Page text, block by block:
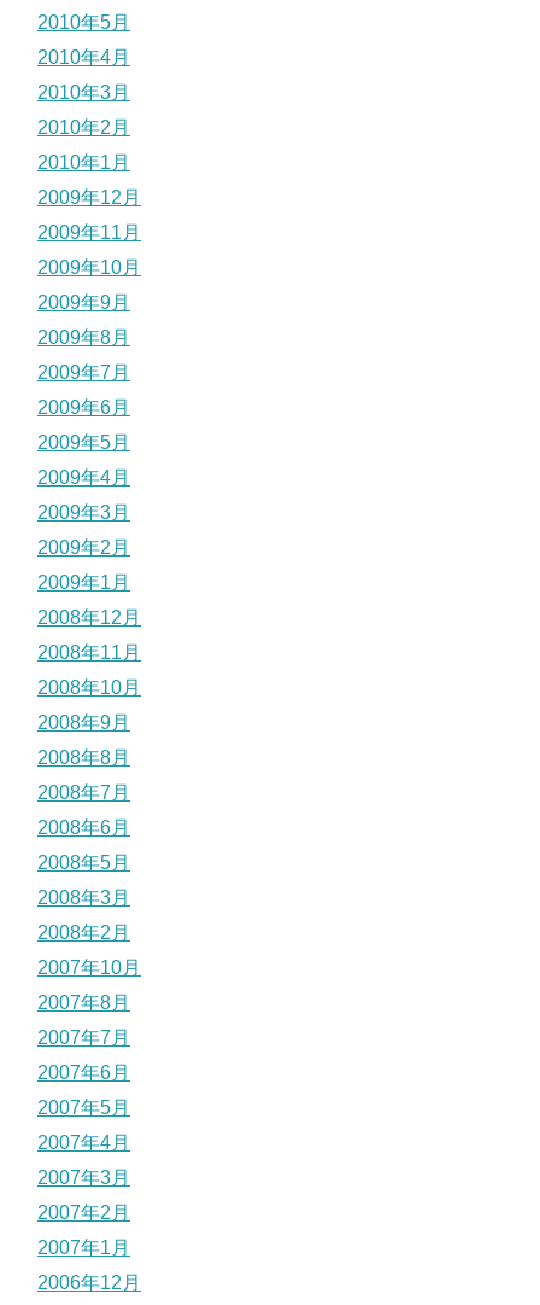
2010年5月
2010年4月
2010年3月
2010年2月
2010年1月
2009年12月
2009年11月
2009年10月
2009年9月
2009年8月
2009年7月
2009年6月
2009年5月
2009年4月
2009年3月
2009年2月
2009年1月
2008年12月
2008年11月
2008年10月
2008年9月
2008年8月
2008年7月
2008年6月
2008年5月
2008年3月
2008年2月
2007年10月
2007年8月
2007年7月
2007年6月
2007年5月
2007年4月
2007年3月
2007年2月
2007年1月
2006年12月